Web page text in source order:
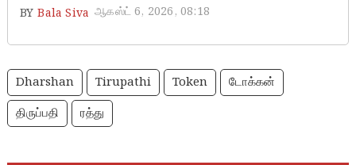
BY Bala Siva ஆகஸ்ட் 6, 2026, 08:18
Dharshan Tirupathi Token
டோக்கன்
திருப்பதி
ரத்து